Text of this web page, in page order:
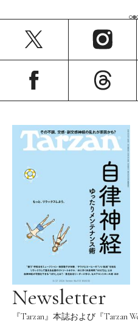
Newsletter
『Tarzan』本誌および『Tarzan